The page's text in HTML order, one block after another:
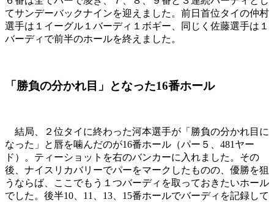
てサンデーバックナインを迎えました。前日首位タイの仲村
選手は１イーグル１バーディ１ボギー、同じく佐藤選手は１
バーディで前半のホールを終えました。
「勝負の分かれ目」となった16番ホール
結局、２位タイに終わった河本選手が「勝負の分かれ目に
なった」と唇を噛んだのが16番ホール（パー５、481ヤー
ド）。ティーショットを右のバンカーに入れました。その
後、ナイスリカバリーでパーをマークしたものの、優勝を狙
うならば、ここでもう１つバーディを取っておきたいホール
でした。後半10、11、13、15番ホールでバーディを記録して